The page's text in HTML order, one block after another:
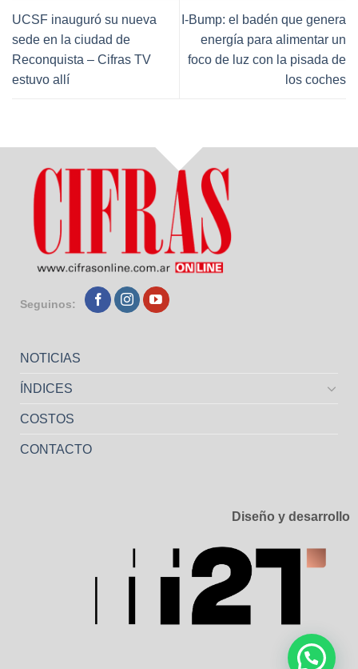
UCSF inauguró su nueva
sede en la ciudad de
Reconquista – Cifras TV
estuvo allí
I-Bump: el badén que genera
energía para alimentar un
foco de luz con la pisada de
los coches
Seguinos:
NOTICIAS
ÍNDICES
COSTOS
CONTACTO
Diseño y desarrollo